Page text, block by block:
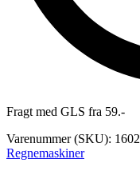
Fragt med GLS fra 59.-
Varenummer (SKU): 1602
Regnemaskiner